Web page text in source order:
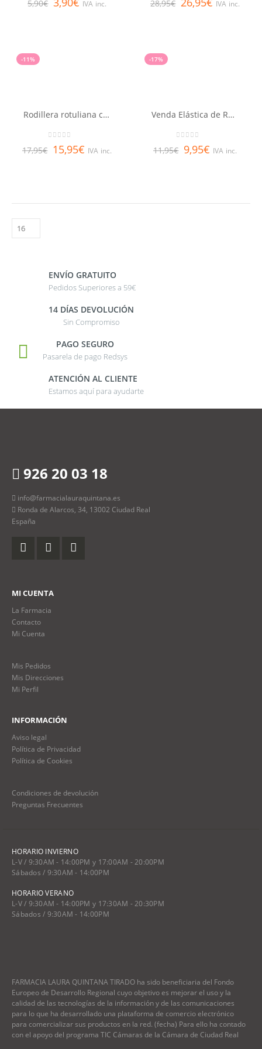
5,90€ IVA inc. 28,95€ IVA inc.
-11%
Rodillera rotuliana con banda infrapatelar FARMALASTIC Talla G
out of 5
17,95€ 15,95€ IVA inc.
-17%
Venda Elástica de Rodilla REHABMEDIC Talla Única
out of 5
11,95€ 9,95€ IVA inc.
ENVÍO GRATUITO
Pedidos Superiores a 59€
14 DÍAS DEVOLUCIÓN
Sin Compromiso
PAGO SEGURO
Pasarela de pago Redsys
ATENCIÓN AL CLIENTE
Estamos aquí para ayudarte
926 20 03 18
info@farmacialauraquintana.es
Ronda de Alarcos, 34, 13002 Ciudad Real
España
MI CUENTA
La Farmacia
Contacto
Mi Cuenta
Mis Pedidos
Mis Direcciones
Mi Perfil
INFORMACIÓN
Aviso legal
Política de Privacidad
Política de Cookies
Condiciones de devolución
Preguntas Frecuentes
HORARIO INVIERNO
L-V / 9:30AM - 14:00PM y 17:00AM - 20:00PM
Sábados / 9:30AM - 14:00PM
HORARIO VERANO
L-V / 9:30AM - 14:00PM y 17:30AM - 20:30PM
Sábados / 9:30AM - 14:00PM
FARMACIA LAURA QUINTANA TIRADO ha sido beneficiaria del Fondo
Europeo de Desarrollo Regional cuyo objetivo es mejorar el uso y la
calidad de las tecnologías de la información y de las comunicaciones
para lo que ha desarrollado una plataforma de comercio electrónico
para comercializar sus productos en la red. (fecha) Para ello ha contado
con el apoyo del programa TIC Cámaras de la Cámara de Ciudad Real